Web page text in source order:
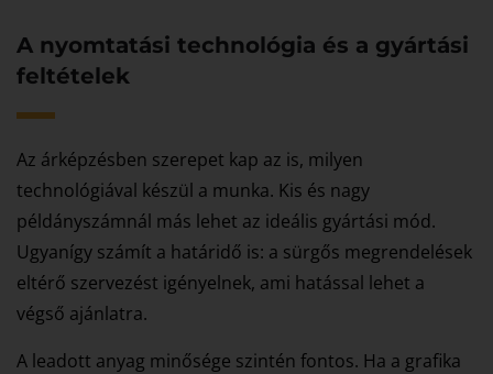
A nyomtatási technológia és a gyártási
feltételek
Az árképzésben szerepet kap az is, milyen
technológiával készül a munka. Kis és nagy
példányszámnál más lehet az ideális gyártási mód.
Ugyanígy számít a határidő is: a sürgős megrendelések
eltérő szervezést igényelnek, ami hatással lehet a
végső ajánlatra.
A leadott anyag minősége szintén fontos. Ha a grafika